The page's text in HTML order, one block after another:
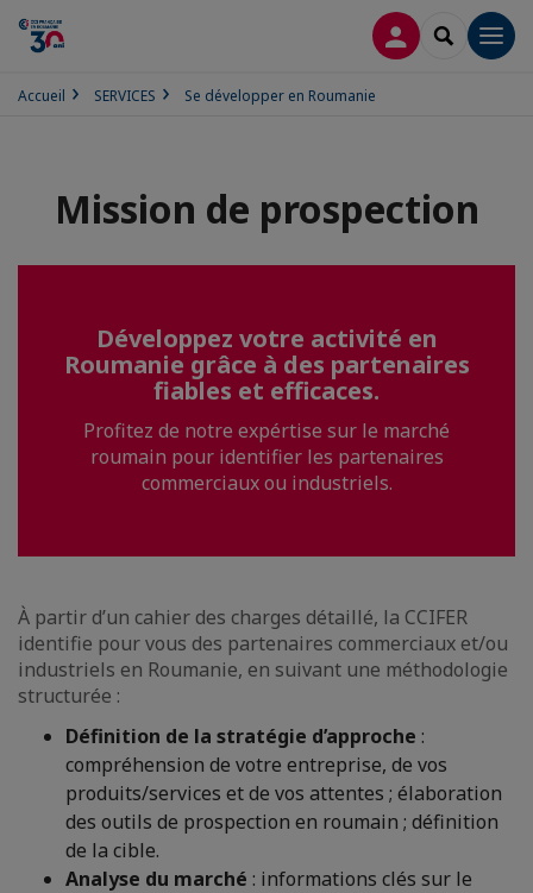
CONNEXION
Accueil SERVICES Se développer en Roumanie
Mission de prospection
Développez votre activité en
Roumanie grâce à des partenaires
fiables et efficaces.
Profitez de notre expértise sur le marché
roumain pour identifier les partenaires
commerciaux ou industriels.
À partir d’un cahier des charges détaillé, la CCIFER
identifie pour vous des partenaires commerciaux et/ou
industriels en Roumanie, en suivant une méthodologie
structurée :
Définition de la stratégie d’approche :
compréhension de votre entreprise, de vos
produits/services et de vos attentes ; élaboration
des outils de prospection en roumain ; définition
de la cible.
Analyse du marché : informations clés sur le